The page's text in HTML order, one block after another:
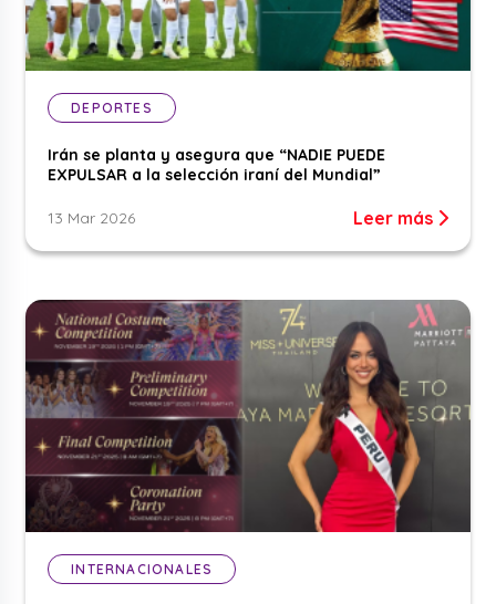
DEPORTES
Irán se planta y asegura que “NADIE PUEDE
EXPULSAR a la selección iraní del Mundial”
13 Mar 2026 Leer más
INTERNACIONALES